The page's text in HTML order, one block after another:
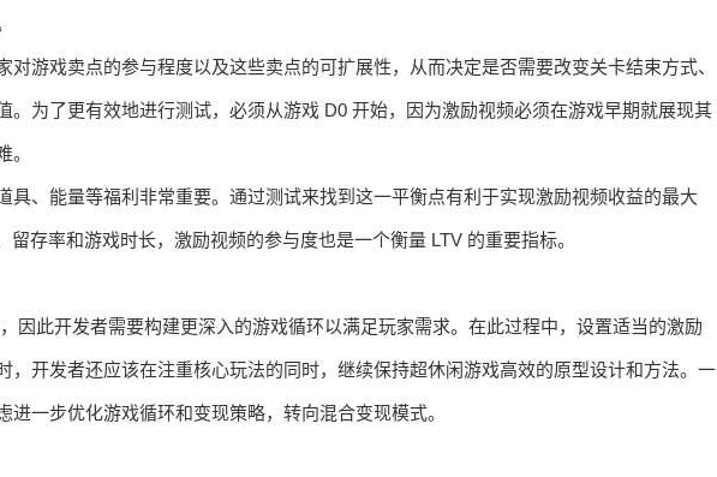
对游戏卖点的参与程度以及这些卖点的可扩展性，从而决定是否需要改变关卡结束方式、
。为了更有效地进行测试，必须从游戏 D0 开始，因为激励视频必须在游戏早期就展现其
。
具、能量等福利非常重要。通过测试来找到这一平衡点有利于实现激励视频收益的最大
存率和游戏时长，激励视频的参与度也是一个衡量 LTV 的重要指标。
因此开发者需要构建更深入的游戏循环以满足玩家需求。在此过程中，设置适当的激励
，开发者还应该在注重核心玩法的同时，继续保持超休闲游戏高效的原型设计和方法。一
进一步优化游戏循环和变现策略，转向混合变现模式。